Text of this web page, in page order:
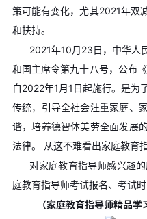
策可能有变化，尤其2021年双
和扶持。
2021年10月23日，中华人
和国主席令第九十八号，公布
自2022年1月1日起施行。是为
传统，引导全社会注重家庭、
谐，培养德智体美劳全面发展
法律。 从这不难看出家庭教育
对家庭教育指导师感兴趣
庭教育指导师考试报名、考试时
（家庭教育指导师精品